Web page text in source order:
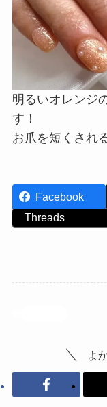
明るいオレンジ
す！
お爪を短くされ
Facebook
Threads
よ